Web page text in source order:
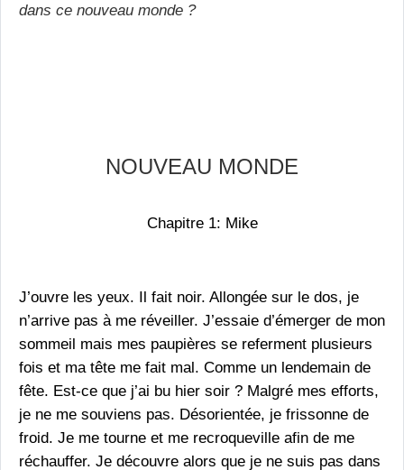
dans ce nouveau monde ?
NOUVEAU MONDE
Chapitre 1: Mike
J’ouvre les yeux. Il fait noir. Allongée sur le dos, je
n’arrive pas à me réveiller. J’essaie d’émerger de mon
sommeil mais mes paupières se referment plusieurs
fois et ma tête me fait mal. Comme un lendemain de
fête. Est-ce que j’ai bu hier soir ? Malgré mes efforts,
je ne me souviens pas. Désorientée, je frissonne de
froid. Je me tourne et me recroqueville afin de me
réchauffer. Je découvre alors que je ne suis pas dans